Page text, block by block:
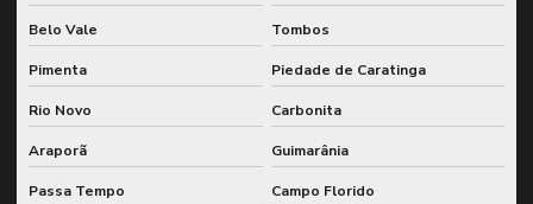
Belo Vale Tombos
Pimenta Piedade de Caratinga
Rio Novo Carbonita
Araporã Guimarânia
Passa Tempo Campo Florido